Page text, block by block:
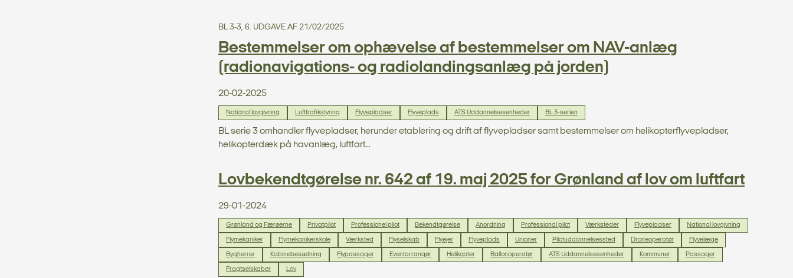
BL 3-3, 6. UDGAVE AF 21/02/2025
Bestemmelser om ophævelse af bestemmelser om NAV-anlæg
(radionavigations- og radiolandingsanlæg på jorden)
20-02-2025
National lovgivning Lufttrafikstyring Flyvepladser Flyveplads ATS Uddannelsesenheder BL 3-serien
BL serie 3 omhandler flyvepladser, herunder etablering og drift af flyvepladser samt bestemmelser om helikopterflyvepladser,
helikopterdæk på havanlæg, luftfart...
Lovbekendtgørelse nr. 642 af 19. maj 2025 for Grønland af lov om luftfart
29-01-2024
Grønland og Færøerne Privatpilot Professionel pilot Bekendtgørelse Anordning Professional pilot Værksteder Flyvepladser National lovgivning
Flymekaniker Flymekanikerskole Værksted Flyselskab Flyejer Flyveplads Unioner Pilotuddannelsessted Droneoperatør Flyvelæge
Bygherrer Kabinebesætning Flypassager Eventarrangør Helikopter Ballonoperatør ATS Uddannelsesenheder Kommuner Passager
Fragtselskaber Lov